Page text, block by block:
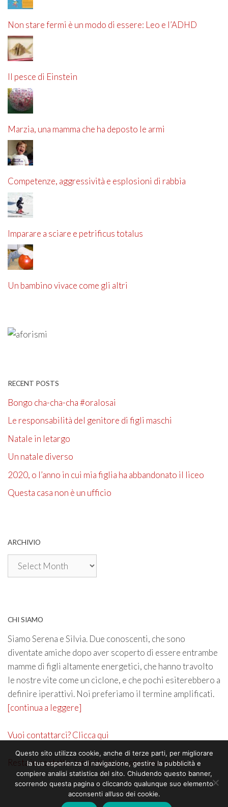
Non stare fermi è un modo di essere: Leo e l’ADHD
Il pesce di Einstein
Marzia, una mamma che ha deposto le armi
Competenze, aggressività e esplosioni di rabbia
Imparare a sciare e petrificus totalus
Un bambino vivace come gli altri
RECENT POSTS
Bongo cha-cha-cha #oralosai
Le responsabilità del genitore di figli maschi
Natale in letargo
Un natale diverso
2020, o l’anno in cui mia figlia ha abbandonato il liceo
Questa casa non è un ufficio
ARCHIVIO
Archivio
CHI SIAMO
Siamo Serena e Silvia. Due conoscenti, che sono
diventate amiche dopo aver scoperto di essere entrambe
mamme di figli altamente energetici, che hanno travolto
le nostre vite come un ciclone, e che pochi esiterebbero a
definire iperattivi. Noi preferiamo il termine amplificati.
[continua a leggere]
Vuoi contattarci? Clicca qui
Resta in contatto. Iscriviti alla nostra newsletter
Questo sito utilizza cookie, anche di terze parti, per migliorare
la tua esperienza di navigazione, gestire la pubblicità e
compiere analisi statistica del sito. Chiudendo questo banner,
scorrendo questa pagina o cliccando qualunque suo elemento
acconsenti all’uso dei cookie.